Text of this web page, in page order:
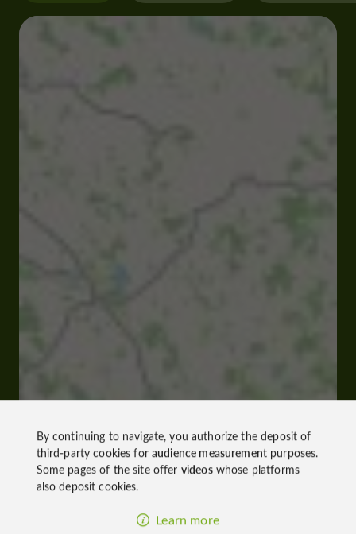
By continuing to navigate, you authorize the deposit of
third-party cookies foraudience measurementpurposes.
Some pages of the site offer videoswhose platforms
also deposit cookies.
Learn more